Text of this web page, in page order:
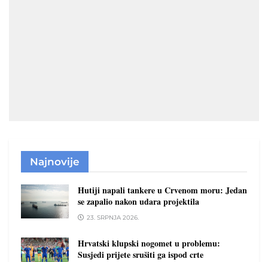
Najnovije
Hutiji napali tankere u Crvenom moru: Jedan
se zapalio nakon udara projektila
23. SRPNJA 2026.
Hrvatski klupski nogomet u problemu:
Susjedi prijete srušiti ga ispod crte